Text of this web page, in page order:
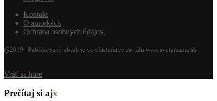
Kontakt
O autorkách
Ochrana osobných údajov
@2019 - Publikovaný obsah je vo vlastníctve portálu www.svetpisania.sk
Vráť sa hore
Prečítaj si ajx